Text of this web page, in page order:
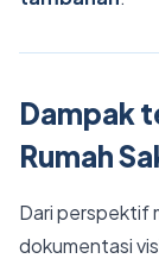
Dampak
Rumah
Dari perspektif
dokumentasi